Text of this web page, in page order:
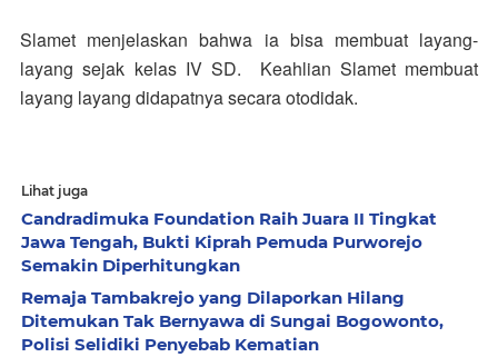
Slamet menjelaskan bahwa ia bisa membuat layang-
layang sejak kelas IV SD. Keahlian Slamet membuat
layang layang didapatnya secara otodidak.
Lihat juga
Candradimuka Foundation Raih Juara II Tingkat
Jawa Tengah, Bukti Kiprah Pemuda Purworejo
Semakin Diperhitungkan
Remaja Tambakrejo yang Dilaporkan Hilang
Ditemukan Tak Bernyawa di Sungai Bogowonto,
Polisi Selidiki Penyebab Kematian